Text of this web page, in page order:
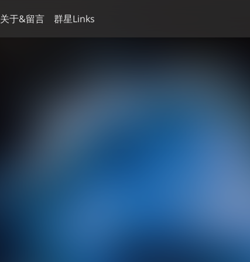
关于&留言 群星Links